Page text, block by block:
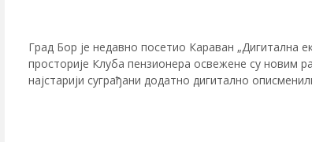
Град Бор је недавно посетио Караван „Дигитална
просторије Клуба пензионера освежене су новим
најстарији суграђани додатно дигитално